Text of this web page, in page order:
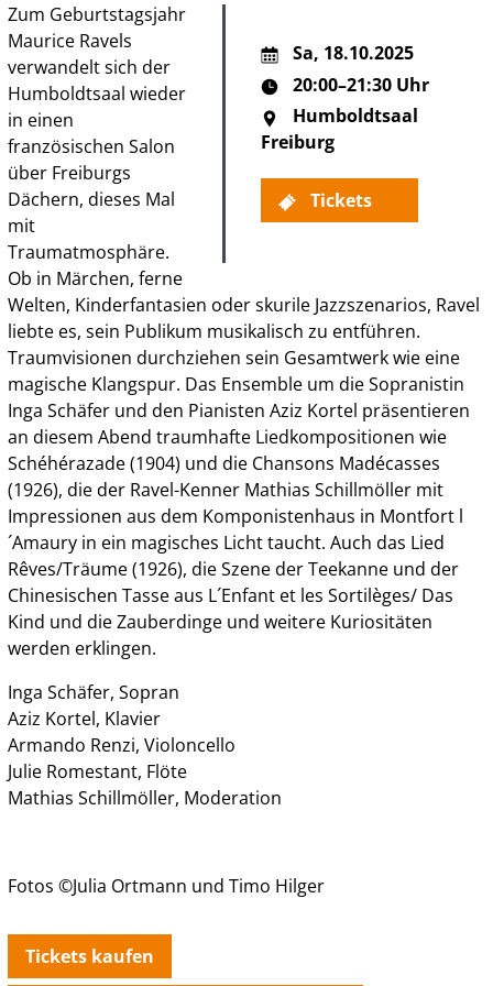
Sa, 18.10.2025
20:00–21:30 Uhr
Humboldtsaal
Freiburg
Tickets
Zum Geburtstagsjahr
Maurice Ravels
verwandelt sich der
Humboldtsaal wieder
in einen
französischen Salon
über Freiburgs
Dächern, dieses Mal
mit
Traumatmosphäre.
Ob in Märchen, ferne
Welten, Kinderfantasien oder skurile Jazzszenarios, Ravel
liebte es, sein Publikum musikalisch zu entführen.
Traumvisionen durchziehen sein Gesamtwerk wie eine
magische Klangspur. Das Ensemble um die Sopranistin
Inga Schäfer und den Pianisten Aziz Kortel präsentieren
an diesem Abend traumhafte Liedkompositionen wie
Schéhérazade (1904) und die Chansons Madécasses
(1926), die der Ravel-Kenner Mathias Schillmöller mit
Impressionen aus dem Komponistenhaus in Montfort l
´Amaury in ein magisches Licht taucht. Auch das Lied
Rêves/Träume (1926), die Szene der Teekanne und der
Chinesischen Tasse aus L´Enfant et les Sortilèges/ Das
Kind und die Zauberdinge und weitere Kuriositäten
werden erklingen.
Inga Schäfer, Sopran
Aziz Kortel, Klavier
Armando Renzi, Violoncello
Julie Romestant, Flöte
Mathias Schillmöller, Moderation
Fotos ©Julia Ortmann und Timo Hilger
Tickets kaufen